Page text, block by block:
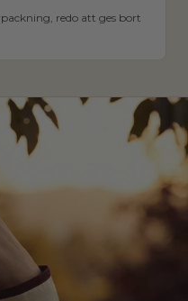
redo att ges bort